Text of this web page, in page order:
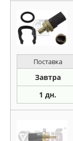
Поставка
Завтра
1 дн.